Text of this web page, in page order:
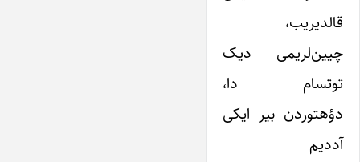
قالدیریب،
چیین‌لریمی دیک
توتسام دا،
دؤهتوردن بیر ایکی
آددیم